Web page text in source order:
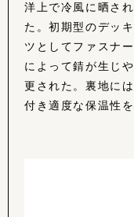
洋上で冷風に晒さ
た。初期型のデッ
ツとしてファスナ
によって錆が生じ
更された。裏地に
付き適度な保温性を